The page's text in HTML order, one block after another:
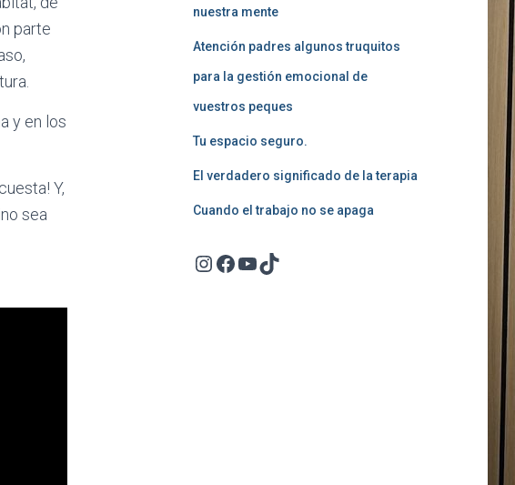
parte
y en los
Y,
sea
nuestra mente
Atención padres algunos truquitos
para la gestión emocional de
vuestros peques
Tu espacio seguro.
El verdadero significado de la terapia
Cuando el trabajo no se apaga
Instagram Facebook YouTube TikTok